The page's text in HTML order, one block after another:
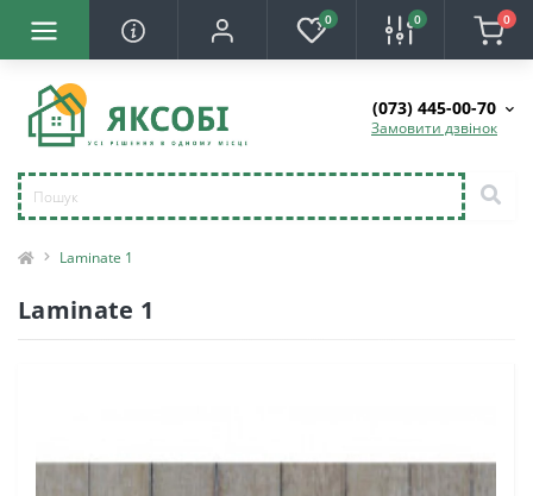
0 0 0
(073) 445-00-70
Замовити дзвінок
Laminate 1
Laminate 1